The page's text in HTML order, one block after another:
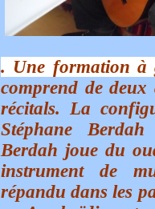
. Une formation à
comprend de
récitals. La
Stéphane
Berdah joue du
instrument de
répandu dans les